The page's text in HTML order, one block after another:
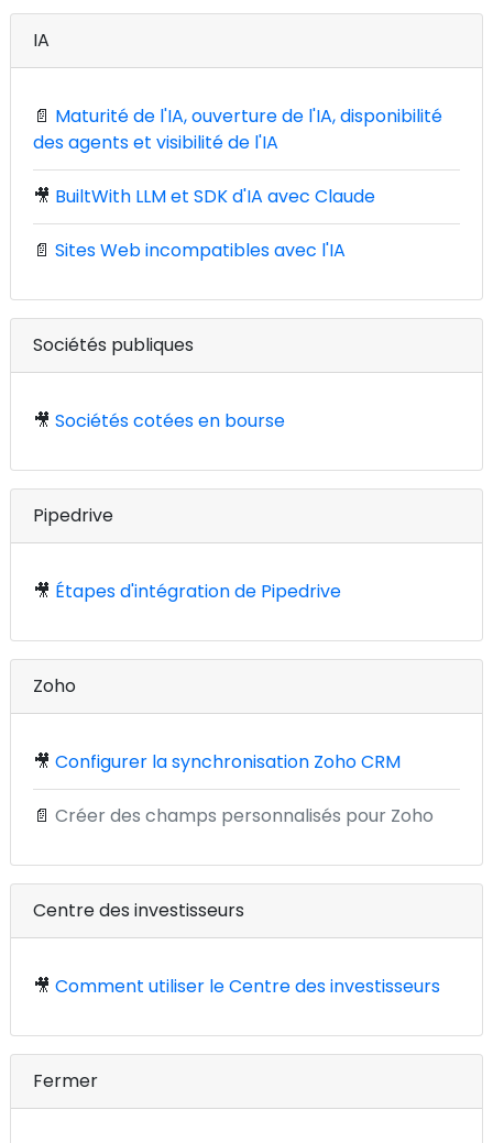
IA
📄 Maturité de l'IA, ouverture de l'IA, disponibilité
des agents et visibilité de l'IA
🎥 BuiltWith LLM et SDK d'IA avec Claude
📄 Sites Web incompatibles avec l'IA
Sociétés publiques
🎥 Sociétés cotées en bourse
Pipedrive
🎥 Étapes d'intégration de Pipedrive
Zoho
🎥 Configurer la synchronisation Zoho CRM
📄 Créer des champs personnalisés pour Zoho
Centre des investisseurs
🎥 Comment utiliser le Centre des investisseurs
Fermer